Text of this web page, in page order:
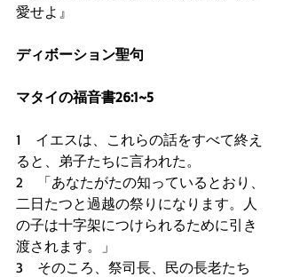
愛せよ』
ディボーション聖句
マタイの福音書26:1~5
1　イエスは、これらの話をすべて終え
ると、弟子たちに言われた。
2　「あなたがたの知っているとおり、
二日たつと過越の祭りになります。人
の子は十字架につけられるために引き
渡されます。」
3　そのころ、祭司長、民の長老たち